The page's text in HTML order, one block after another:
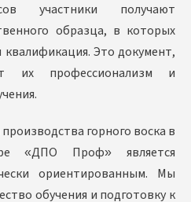
участники получают
образца, в которых
квалификация. Это документ,
их профессионализм и
горного воска в
«ДПО Проф» является
ориентированным. Мы
обучения и подготовку к